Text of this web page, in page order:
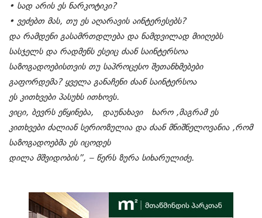
• სად არის ეს ნარკოტიკი?
• ვეძებთ მას, თუ ეს აღარავის აინტერესებს?
და რამდენი გასამრთდლება და ნამდვილად მიიღებს
სასჯელს და რადმენს ესეიც ძაან საინტერსოა
საზოგადოებისთვის თუ საპროცესო შეთანხმებები
გაფორდემა? ყველა განაჩენი ძაან საინტერსოა
ეს კითხვები პასუხს ითხოვს.
ვიცი, ბევრს ეწყინება, დაუნახავი ხარო ,მაგრამ ეს
კითხვები ძალიან სერიოზულია და ძაან მნიშნელოვანია ,რომ
საზოგადოებმა ეს იცოდეს
დილა მშვიდობის”, – წერს ზურა სიხარულიძე.